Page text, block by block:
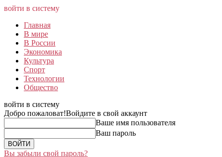
войти в систему
Главная
В мире
В России
Экономика
Культура
Спорт
Технологии
Общество
войти в систему
Добро пожаловат!Войдите в свой аккаунт
Ваше имя пользователя
Ваш пароль
Вы забыли свой пароль?